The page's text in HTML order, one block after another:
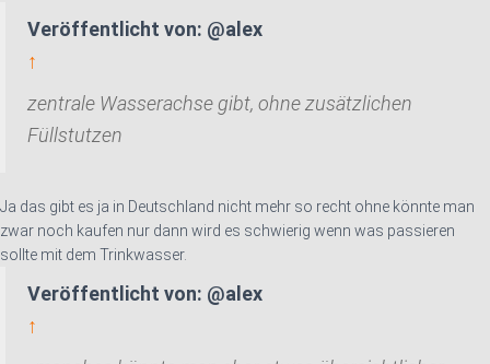
Veröffentlicht von: @alex
↑
zentrale Wasserachse gibt, ohne zusätzlichen
Füllstutzen
Ja das gibt es ja in Deutschland nicht mehr so recht ohne könnte man
zwar noch kaufen nur dann wird es schwierig wenn was passieren
sollte mit dem Trinkwasser.
Veröffentlicht von: @alex
↑